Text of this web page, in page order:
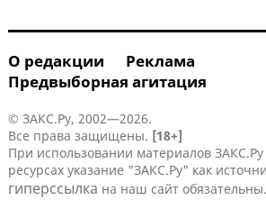
О редакции
Реклама
Предвыборная агитация
© ЗАКС.Ру, 2002—2026.
Все права защищены. [18+]
При использовании материалов ЗАКС.Ру
ресурсах указание "ЗАКС.Ру" как
гиперссылка на наш сайт обязательны.